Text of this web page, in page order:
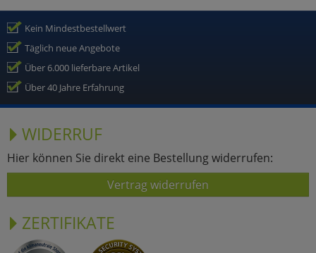
Kein Mindestbestellwert
Täglich neue Angebote
Über 6.000 lieferbare Artikel
Über 40 Jahre Erfahrung
WIDERRUF
Hier können Sie direkt eine Bestellung widerrufen:
Vertrag widerrufen
ZERTIFIKATE